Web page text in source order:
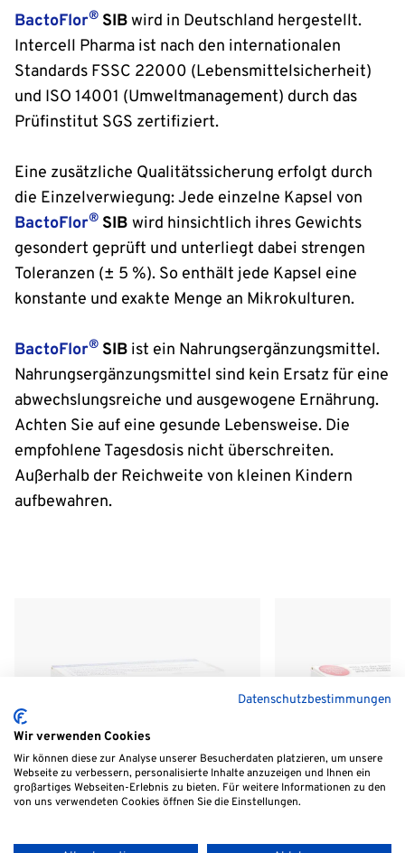
BactoFlor® SIBwird in Deutschland hergestellt.
Intercell Pharma ist nach den internationalen
Standards FSSC 22000 (Lebensmittelsicherheit)
und ISO 14001 (Umweltmanagement) durch das
Prüfinstitut SGS zertifiziert.
Eine zusätzliche Qualitätssicherung erfolgt durch
die Einzelverwiegung: Jede einzelne Kapsel von
BactoFlor® SIB wird hinsichtlich ihres Gewichts
gesondert geprüft und unterliegt dabei strengen
Toleranzen (± 5 %). So enthält jede Kapsel eine
konstante und exakte Menge an Mikrokulturen.
BactoFlor® SIB ist ein Nahrungsergänzungsmittel.
Nahrungsergänzungsmittel sind kein Ersatz für eine
abwechslungsreiche und ausgewogene Ernährung.
Achten Sie auf eine gesunde Lebensweise. Die
empfohlene Tagesdosis nicht überschreiten.
Außerhalb der Reichweite von kleinen Kindern
aufbewahren.
42,95 €
BactoFlor
SIB
Datenschutzbestimmungen
Wir verwenden Cookies
Wir können diese zur Analyse unserer Besucherdaten platzieren, um unsere
Webseite zu verbessern, personalisierte Inhalte anzuzeigen und Ihnen ein
großartiges Webseiten-Erlebnis zu bieten. Für weitere Informationen zu den
von uns verwendeten Cookies öffnen Sie die Einstellungen.